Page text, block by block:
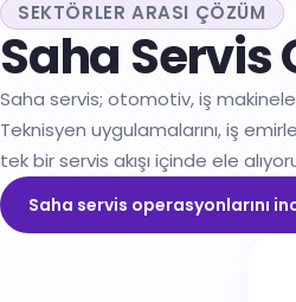
SEKTÖRLER ARASI ÇÖZÜM
Saha Servis
Saha servis; otomotiv, iş
Teknisyen uygulamalarını, iş
tek bir servis akışı içinde ele
Saha servis operasyonlarını